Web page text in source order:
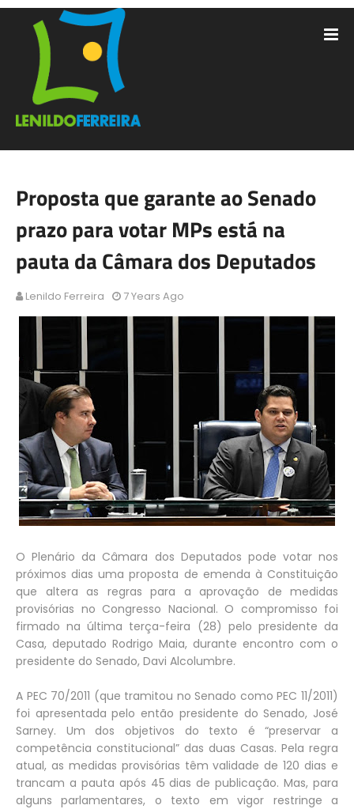
Proposta que garante ao Senado
prazo para votar MPs está na
pauta da Câmara dos Deputados
Lenildo Ferreira 7 Years Ago
O Plenário da Câmara dos Deputados pode votar nos
próximos dias uma proposta de emenda à Constituição
que altera as regras para a aprovação de medidas
provisórias no Congresso Nacional. O compromisso foi
firmado na última terça-feira (28) pelo presidente da
Casa, deputado Rodrigo Maia, durante encontro com o
presidente do Senado, Davi Alcolumbre.
A PEC 70/2011 (que tramitou no Senado como PEC 11/2011)
foi apresentada pelo então presidente do Senado, José
Sarney. Um dos objetivos do texto é “preservar a
competência constitucional” das duas Casas. Pela regra
atual, as medidas provisórias têm validade de 120 dias e
trancam a pauta após 45 dias de publicação. Mas, para
alguns parlamentares, o texto em vigor restringe a